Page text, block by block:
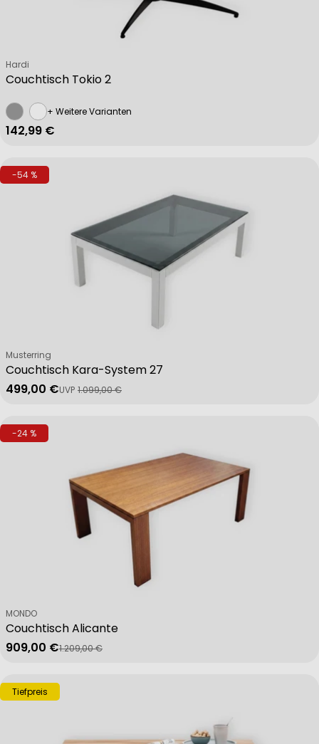
Couchtisch Tokio 2
Verkäufer:
Hardi
+ Weitere Varianten
Regulärer Preis
142,99 €
-54 %
Couchtisch Kara-System 27
Verkäufer:
Musterring
Verkaufspreis
499,00 €
Regulärer Preis
UVP 1.099,00 €
-24 %
Couchtisch Alicante
Verkäufer:
MONDO
Verkaufspreis
909,00 €
Regulärer Preis
1.209,00 €
Tiefpreis